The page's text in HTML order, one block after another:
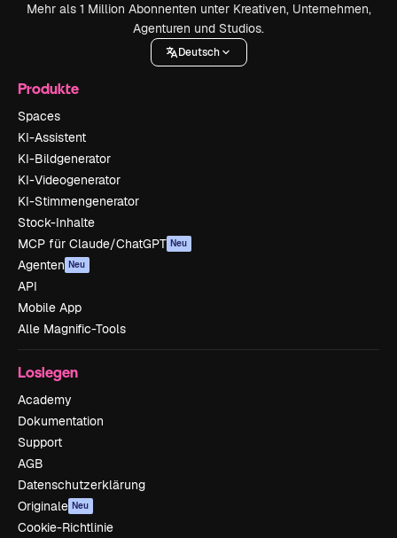
Mehr als 1 Million Abonnenten unter Kreativen, Unternehmen,
Agenturen und Studios.
Deutsch
Produkte
Spaces
KI-Assistent
KI-Bildgenerator
KI-Videogenerator
KI-Stimmengenerator
Stock-Inhalte
MCP für Claude/ChatGPT Neu
Agenten Neu
API
Mobile App
Alle Magnific-Tools
Loslegen
Academy
Dokumentation
Support
AGB
Datenschutzerklärung
Originale Neu
Cookie-Richtlinie